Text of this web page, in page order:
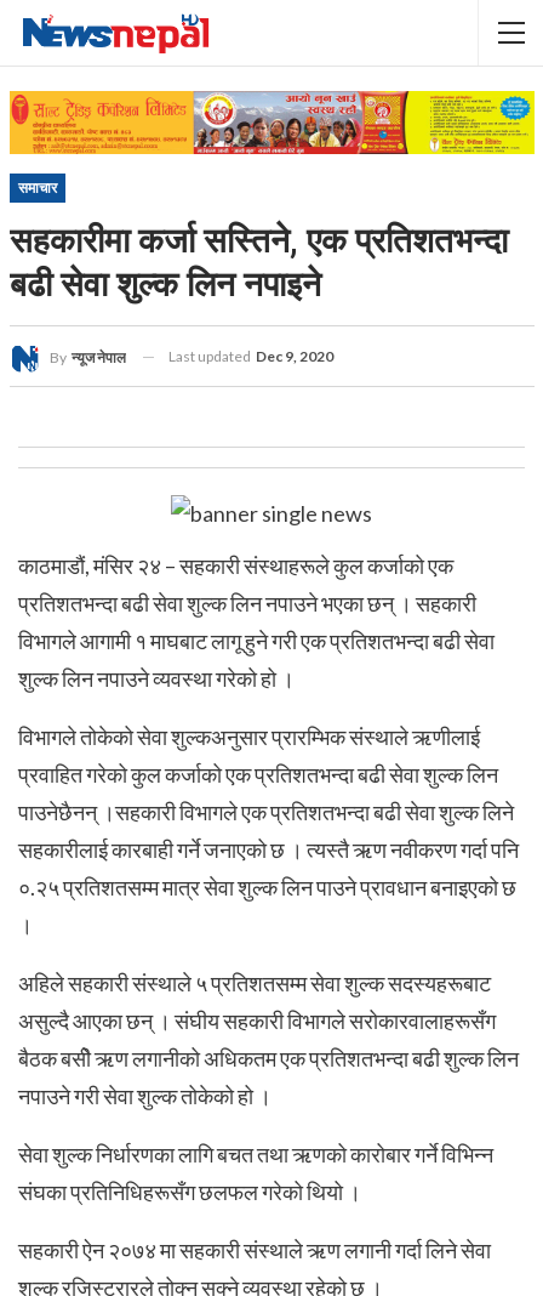
समाचार
सहकारीमा कर्जा सस्तिने, एक प्रतिशतभन्दा
बढी सेवा शुल्क लिन नपाइने
By न्यूज नेपाल Last updated Dec 9, 2020
काठमाडौं, मंसिर २४ – सहकारी संस्थाहरूले कुल कर्जाको एक
प्रतिशतभन्दा बढी सेवा शुल्क लिन नपाउने भएका छन् । सहकारी
विभागले आगामी १ माघबाट लागू हुने गरी एक प्रतिशतभन्दा बढी सेवा
शुल्क लिन नपाउने व्यवस्था गरेको हो ।
विभागले तोकेको सेवा शुल्कअनुसार प्रारम्भिक संस्थाले ऋणीलाई
प्रवाहित गरेको कुल कर्जाको एक प्रतिशतभन्दा बढी सेवा शुल्क लिन
पाउनेछैनन् ।सहकारी विभागले एक प्रतिशतभन्दा बढी सेवा शुल्क लिने
सहकारीलाई कारबाही गर्ने जनाएको छ । त्यस्तै ऋण नवीकरण गर्दा पनि
०.२५ प्रतिशतसम्म मात्र सेवा शुल्क लिन पाउने प्रावधान बनाइएको छ
।
अहिले सहकारी संस्थाले ५ प्रतिशतसम्म सेवा शुल्क सदस्यहरूबाट
असुल्दै आएका छन् । संघीय सहकारी विभागले सरोकारवालाहरूसँग
बैठक बसीे ऋण लगानीको अधिकतम एक प्रतिशतभन्दा बढी शुल्क लिन
नपाउने गरी सेवा शुल्क तोकेको हो ।
सेवा शुल्क निर्धारणका लागि बचत तथा ऋणको कारोबार गर्ने विभिन्न
संघका प्रतिनिधिहरूसँग छलफल गरेको थियो ।
सहकारी ऐन २०७४ मा सहकारी संस्थाले ऋण लगानी गर्दा लिने सेवा
शुल्क रजिस्ट्रारले तोक्न सक्ने व्यवस्था रहेको छ ।